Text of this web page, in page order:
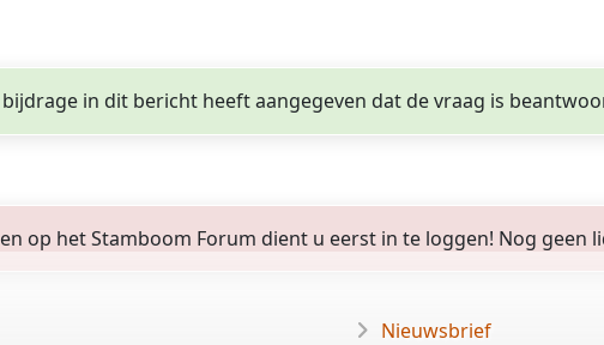
in dit bericht heeft aangegeven dat de vraag is
op het Stamboom Forum dient u eerst in te loggen! Nog geen
Nieuwsbrief